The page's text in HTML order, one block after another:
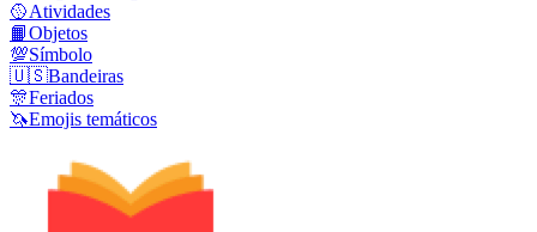
🥎Atividades
📙Objetos
💯Símbolo
🇺🇸Bandeiras
🎊Feriados
🦄Emojis temáticos